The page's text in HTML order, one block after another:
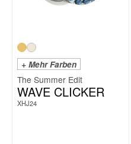
+ Mehr Farben
The Summer Edit
WAVE CLICKER
XHJ24